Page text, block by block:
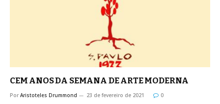
CEM ANOS DA SEMANA DE ARTE MODERNA
Por Aristoteles Drummond 23 de fevereiro de 2021 0